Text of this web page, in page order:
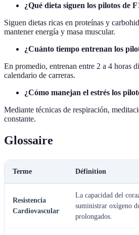
¿Qué dieta siguen los pilotos de
Siguen dietas ricas en proteínas y
mantener energía y masa muscular.
¿Cuánto tiempo entrenan los
En promedio, entrenan entre 2 a 4 horas
calendario de carreras.
¿Cómo manejan el estrés los
Mediante técnicas de respiración,
constante.
Glossaire
Terme Définition
Resistencia
Cardiovascular
La capacidad del
suministrar oxígeno
prolongados.